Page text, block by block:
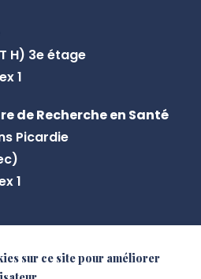
H) 3e étage
1
de Recherche en Santé
Picardie
1
sur ce site pour améliorer